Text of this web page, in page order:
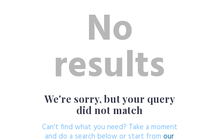
No
results
We're sorry, but your query
did not match
Can't find what you need? Take a moment
and do a search below or start from our